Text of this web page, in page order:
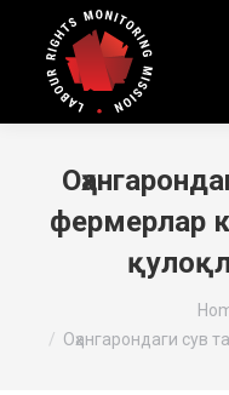
фермерлар
Оҳангарондаги сув